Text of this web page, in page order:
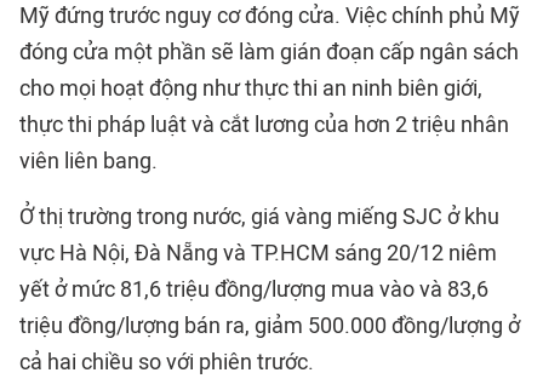
Mỹ đứng trước nguy cơ đóng cửa. Việc chính phủ Mỹ
đóng cửa một phần sẽ làm gián đoạn cấp ngân sách
cho mọi hoạt động như thực thi an ninh biên giới,
thực thi pháp luật và cắt lương của hơn 2 triệu nhân
viên liên bang.
Ở thị trường trong nước, giá vàng miếng SJC ở khu
vực Hà Nội, Đà Nẵng và TP.HCM sáng 20/12 niêm
yết ở mức 81,6 triệu đồng/lượng mua vào và 83,6
triệu đồng/lượng bán ra, giảm 500.000 đồng/lượng ở
cả hai chiều so với phiên trước.